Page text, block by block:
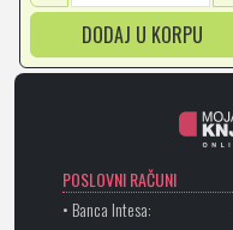
DODAJ U KORPU
POSLOVNI RAČUNI
• Banca Intesa: